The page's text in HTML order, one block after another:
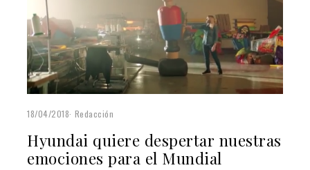
18/04/2018 Redacción
Hyundai quiere despertar nuestras
emociones para el Mundial